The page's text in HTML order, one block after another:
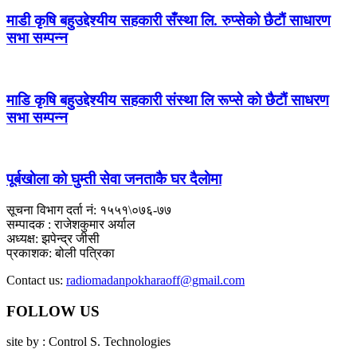
माडी कृषि बहुउद्देश्यीय सहकारी सँस्था लि. रुप्सेको छैटाैं साधारण
सभा सम्पन्न
माडि कृषि बहुउद्देश्यीय सहकारी संस्था लि रूप्से काे छैटाैं साधरण
सभा सम्पन्न
पूर्बखाेला काे घुम्ती सेवा जनताकै घर दैलाेमा
सूचना विभाग दर्ता नं: १५५१\०७६-७७
सम्पादक : राजेशकुमार अर्याल
अध्यक्ष: झपेन्द्र जीसी
प्रकाशक: बोली पत्रिका
Contact us: radiomadanpokharaoff@gmail.com
FOLLOW US
site by : Control S. Technologies